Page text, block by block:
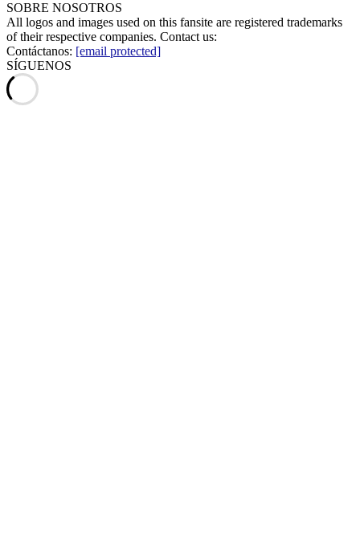
SOBRE NOSOTROS
All logos and images used on this fansite are registered trademarks
of their respective companies. Contact us:
Contáctanos: [email protected]
SÍGUENOS